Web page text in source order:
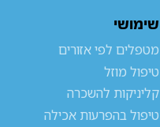
שימושי
מטפלים לפי אזורים
טיפול מוזל
קליניקות להשכרה
טיפול בהפרעות אכילה